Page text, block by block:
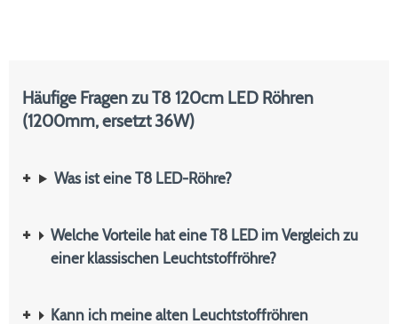
Häufige Fragen zu T8 120cm LED Röhren
(1200mm, ersetzt 36W)
Was ist eine T8 LED-Röhre?
Welche Vorteile hat eine T8 LED im Vergleich zu
einer klassischen Leuchtstoffröhre?
Kann ich meine alten Leuchtstoffröhren